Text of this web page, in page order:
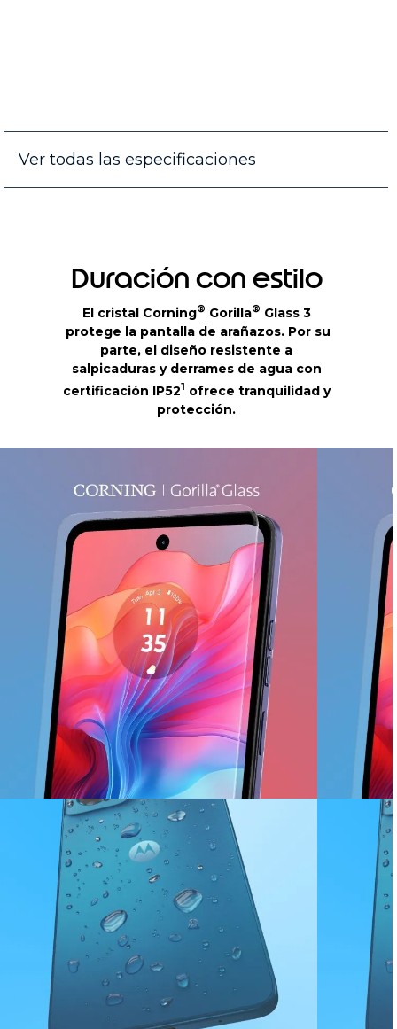
Ver todas las especificaciones
Duración con estilo
El cristal Corning® Gorilla® Glass 3
protege la pantalla de arañazos. Por su
parte, el diseño resistente a
salpicaduras y derrames de agua con
certificación IP521 ofrece tranquilidad y
protección.